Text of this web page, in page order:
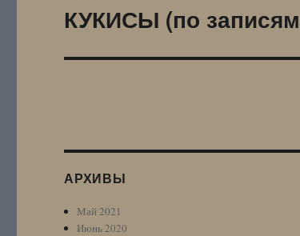
Следующая
КУКИСЫ (по
АРХИВЫ
Май 2021
Июнь 2020